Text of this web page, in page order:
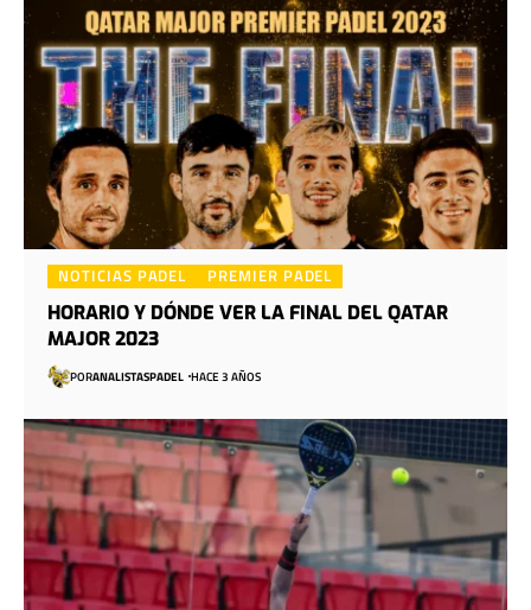
NOTICIAS PADEL PREMIER PADEL
HORARIO Y DÓNDE VER LA FINAL DEL QATAR
MAJOR 2023
PORANALISTASPADEL HACE 3 AÑOS